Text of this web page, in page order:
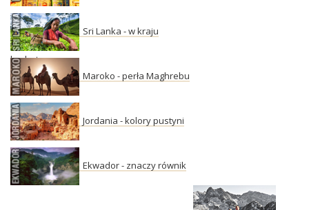
Sri Lanka - w kraju
herbaty
Maroko - perła Maghrebu
Jordania - kolory pustyni
Ekwador - znaczy równik